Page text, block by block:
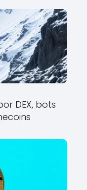
DEX, bots